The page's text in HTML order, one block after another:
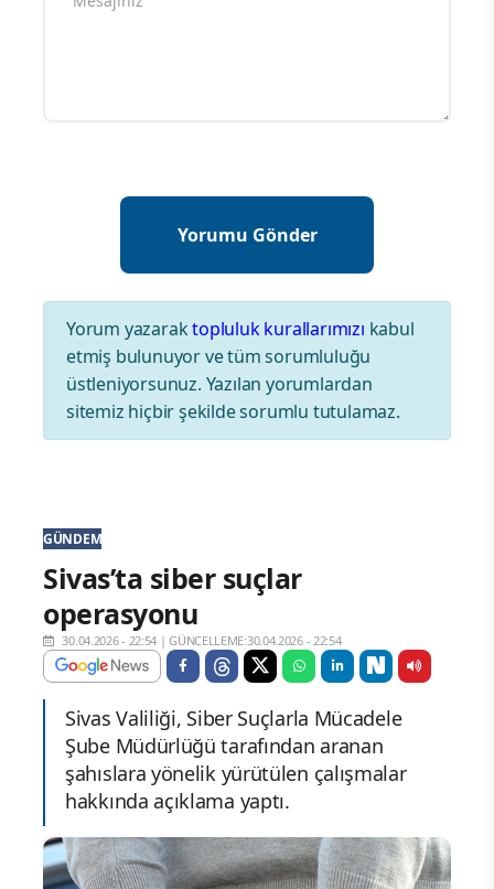
Yorum yazaraktopluluk kurallarımızı kabul
etmiş bulunuyor ve tüm sorumluluğu
üstleniyorsunuz. Yazılan yorumlardan
sitemiz hiçbir şekilde sorumlu tutulamaz.
GÜNDEM
Sivas’ta siber suçlar
operasyonu
30.04.2026 - 22:54 |GÜNCELLEME:30.04.2026 - 22:54
Sivas Valiliği, Siber Suçlarla Mücadele
Şube Müdürlüğü tarafından aranan
şahıslara yönelik yürütülen çalışmalar
hakkında açıklama yaptı.